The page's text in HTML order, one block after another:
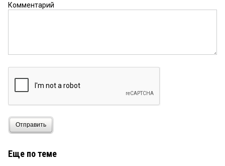
Комментарий
Отправить
Еще по теме